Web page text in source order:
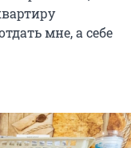
мне, а себе